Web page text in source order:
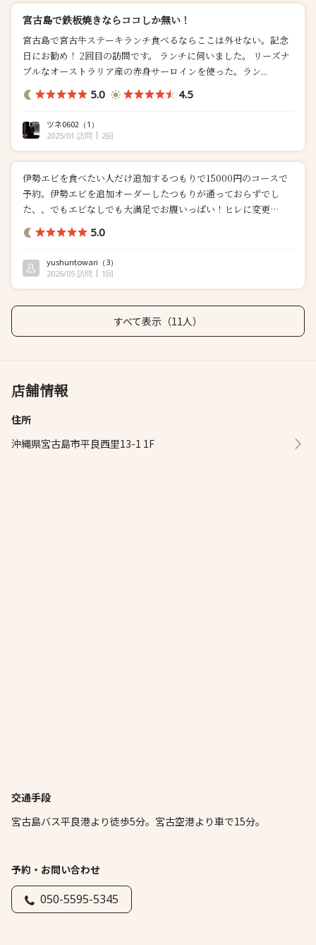
宮古島で鉄板焼きならココしか無い！
宮古島で宮古牛ステーキランチ食べるならここは外せない。記念
日にお勧め！ 2回目の訪問です。 ランチに伺いました。 リーズナ
ブルなオーストラリア産の赤身サーロインを使った。ラン...
5.0 4.5
ツネ0602 （1）
2025/01 訪問
2回
伊勢エビを食べたい人だけ追加するつもりで15000円のコースで
予約。伊勢エビを追加オーダーしたつもりが通っておらずでし
た、、でもエビなしでも大満足でお腹いっぱい！ヒレに変更
➕300...
5.0
yushuntowari （3）
2026/05 訪問
1回
すべて表示（11人）
店舗情報
住所
沖縄県宮古島市平良西里13-1 1F
交通手段
宮古島バス平良港より徒歩5分。宮古空港より車で15分。
予約・お問い合わせ
050-5595-5345